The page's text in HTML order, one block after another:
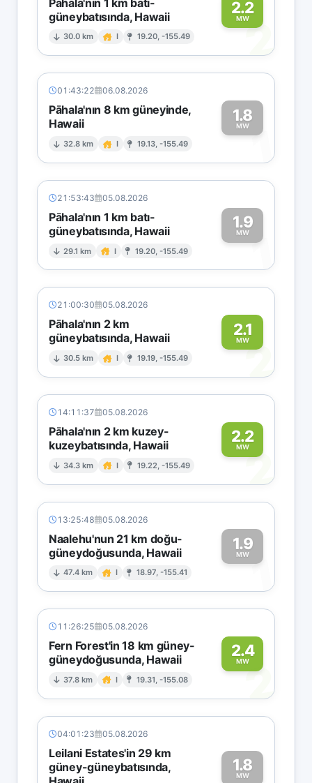
güneybatısında, Hawaii
30.0 km I 19.20, -155.49
2.2
MW2
01:43:22 06.08.2026
Pāhala'nın 8 km güneyinde,
Hawaii
32.8 km I 19.13, -155.49
1.8
MW1
21:53:43 05.08.2026
Pāhala'nın 1 km batı-
güneybatısında, Hawaii
29.1 km I 19.20, -155.49
1.9
MW1
21:00:30 05.08.2026
Pāhala'nın 2 km
güneybatısında, Hawaii
30.5 km I 19.19, -155.49
2.1
MW2
14:11:37 05.08.2026
Pāhala'nın 2 km kuzey-
kuzeybatısında, Hawaii
34.3 km I 19.22, -155.49
2.2
MW2
13:25:48 05.08.2026
Naalehu'nun 21 km doğu-
güneydoğusunda, Hawaii
47.4 km I 18.97, -155.41
1.9
MW1
11:26:25 05.08.2026
Fern Forest'in 18 km güney-
güneydoğusunda, Hawaii
37.8 km I 19.31, -155.08
2.4
MW
2
04:01:23 05.08.2026
Leilani Estates'in 29 km
güney-güneybatısında,
1.8
MW